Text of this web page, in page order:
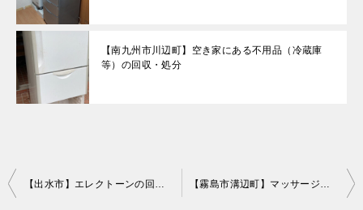
【南九州市川辺町】空き家にある不用品（冷蔵庫
等）の回収・処分
投
【出水市】エレクトーンの回収・処分ご依頼 お客様の声 【霧島市溝辺町】マッサージチェアの回収・処分ご依頼 お客様の声